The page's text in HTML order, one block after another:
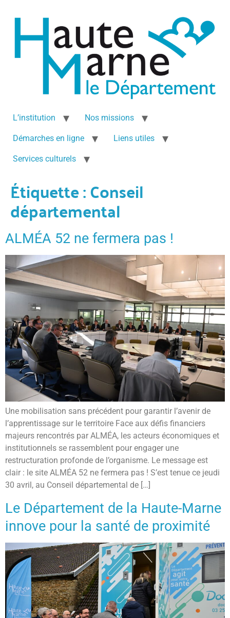
L’institution Nos missions
Démarches en ligne Liens utiles
Services culturels
Étiquette :Conseil
départemental
ALMÉA 52 ne fermera pas !
Une mobilisation sans précédent pour garantir l’avenir de
l’apprentissage sur le territoire Face aux défis financiers
majeurs rencontrés par ALMÉA, les acteurs économiques et
institutionnels se rassemblent pour engager une
restructuration profonde de l’organisme. Le message est
clair : le site ALMÉA 52 ne fermera pas ! S’est tenue ce jeudi
30 avril, au Conseil départemental de […]
Le Département de la Haute-Marne
innove pour la santé de proximité